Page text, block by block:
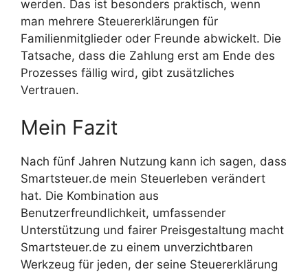
werden. Das ist besonders praktisch, wenn
man mehrere Steuererklärungen für
Familienmitglieder oder Freunde abwickelt. Die
Tatsache, dass die Zahlung erst am Ende des
Prozesses fällig wird, gibt zusätzliches
Vertrauen.
Mein Fazit
Nach fünf Jahren Nutzung kann ich sagen, dass
Smartsteuer.de mein Steuerleben verändert
hat. Die Kombination aus
Benutzerfreundlichkeit, umfassender
Unterstützung und fairer Preisgestaltung macht
Smartsteuer.de zu einem unverzichtbaren
Werkzeug für jeden, der seine Steuererklärung